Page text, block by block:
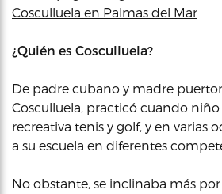
Cosculluela en Palmas del Mar
¿Quién es Cosculluela?
De padre cubano y madre
Cosculluela, practicó cuando
recreativa tenis y golf, y en varias
a su escuela en diferentes
No obstante, se inclinaba más